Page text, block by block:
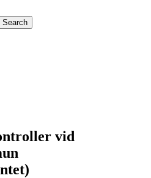
vid